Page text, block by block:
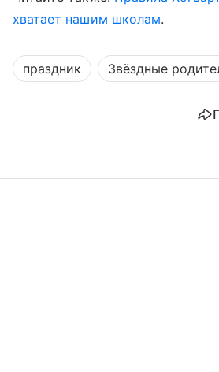
хватает нашим школам.
праздник Звёздные